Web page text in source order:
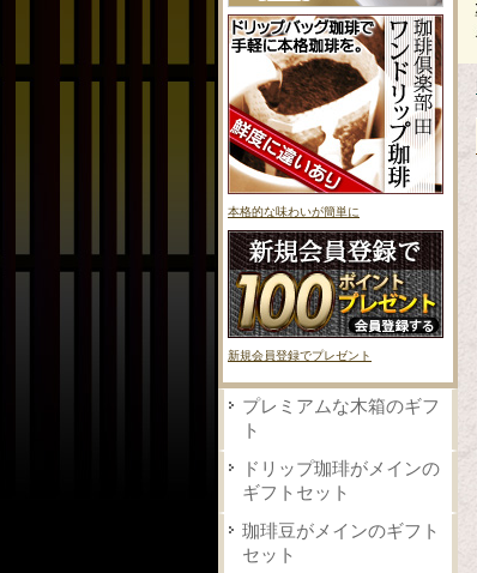
本格的な味わいが簡単に
新規会員登録でプレゼント
プレミアムな木箱のギフ
ト
ドリップ珈琲がメインの
ギフトセット
珈琲豆がメインのギフト
セット